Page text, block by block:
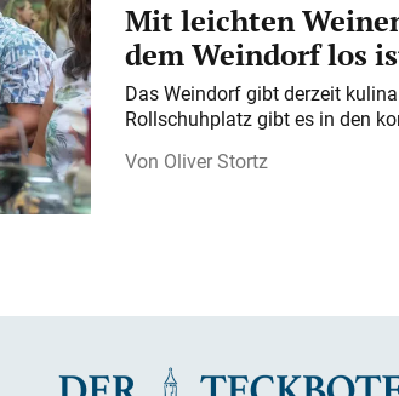
Mit leichten
dem Weindorf los
Das Weindorf gibt derzeit
Rollschuhplatz gibt es in den
Oliver Stortz